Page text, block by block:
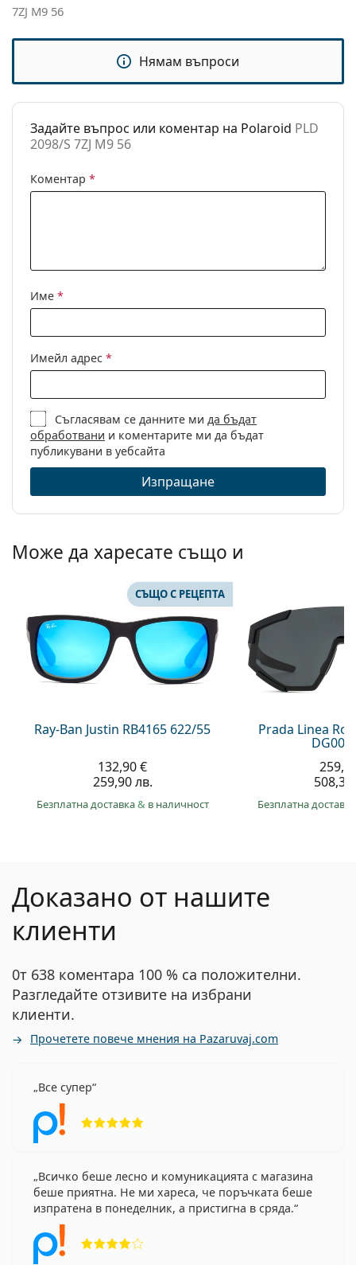
почистване:
Категория:
Марка:
Предназначение:
7ZJ M9 56
Нямам въпроси
Задайте въпрос или коментар на Polaroid PLD
2098/S 7ZJ M9 56
Коментар *
Име *
Имейл адрес *
Съгласявам се данните ми да бъдат
обработвани и коментарите ми да бъдат
публикувани в уебсайта
Изпращане
Може да харесате също и
Ray-Ban Justin RB4165 622/55
СЪЩО С РЕЦЕПТА
132,90 €
259,90 лв.
Безплатна доставка& в наличност
Prada Linea
Безплатна
Доказано от нашите
клиенти
0т 638 коментара 100 % са положителни.
Разгледайте отзивите на избрани
клиенти.
Прочетете повече мнения на Pazaruvaj.com
Все супер
Всичко беше лесно и комуникацията с магазина
беше приятна. Не ми хареса, че поръчката беше
изпратена в понеделник, а пристигна в сряда.